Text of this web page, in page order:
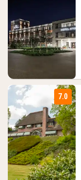
7.0